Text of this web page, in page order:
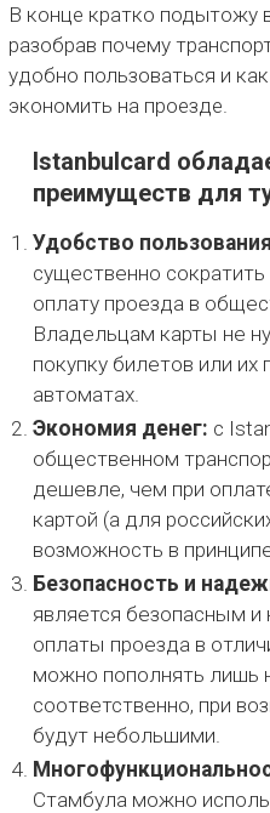
В конце кратко подытожу
разобрав почему
удобно пользоваться и
экономить на проезде.
Istanbulcard
преимуществ для
Удобство
существенно
оплату проезда в
Владельцам карты не
покупку билетов или их
автоматах.
Экономия денег: с
общественном
дешевле, чем при
картой (а для
возможность в
Безопасность и
является безопасным
оплаты проезда в
можно пополнять лишь
соответственно, при
будут небольшими.
Стамбула можно